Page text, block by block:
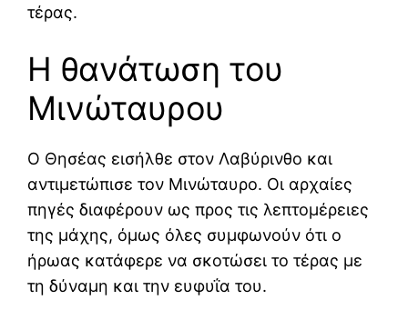
τέρας.
Η θανάτωση του
Μινώταυρου
Ο Θησέας εισήλθε στον Λαβύρινθο και
αντιμετώπισε τον Μινώταυρο. Οι αρχαίες
πηγές διαφέρουν ως προς τις λεπτομέρειες
της μάχης, όμως όλες συμφωνούν ότι ο
ήρωας κατάφερε να σκοτώσει το τέρας με
τη δύναμη και την ευφυΐα του.